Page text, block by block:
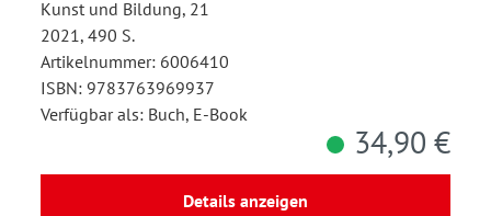
Kunst und Bildung, 21
2021, 490 S.
Artikelnummer: 6006410
ISBN: 9783763969937
Verfügbar als: Buch, E-Book
34,90 €
Details anzeigen